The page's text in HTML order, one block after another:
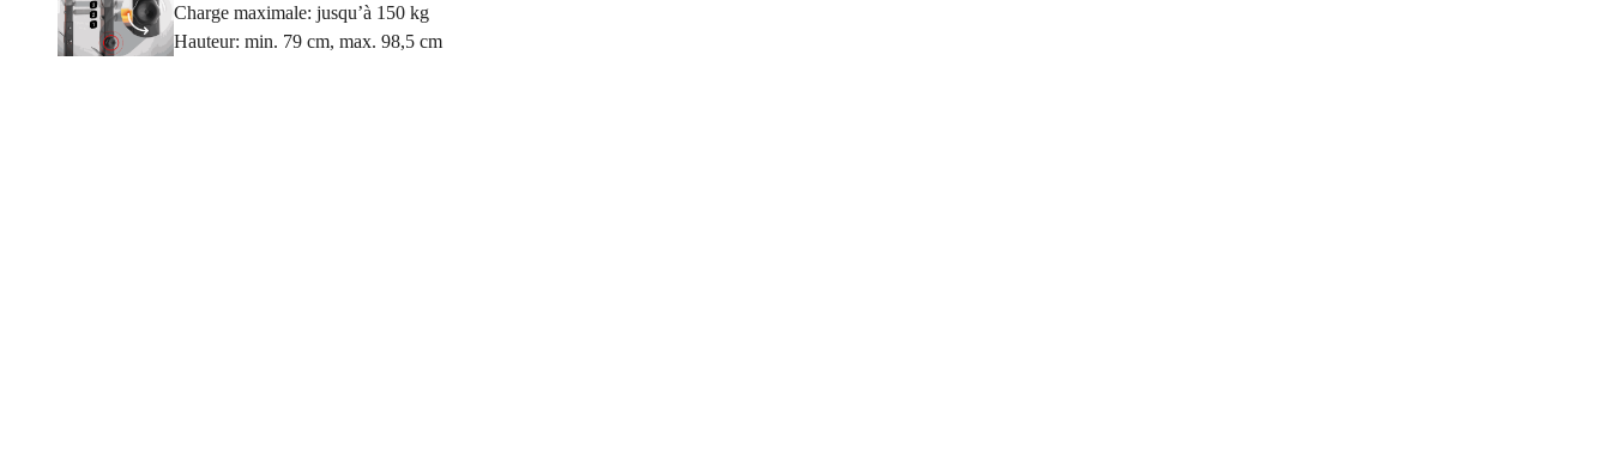
Charge maximale: jusqu’à 150 kg
Hauteur: min. 79 cm, max. 98,5 cm